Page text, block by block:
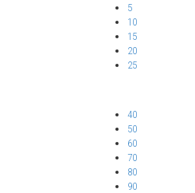
5
10
15
20
25
40
50
60
70
80
90